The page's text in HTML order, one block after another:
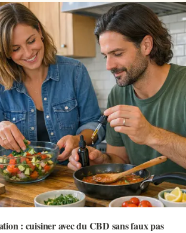
: cuisiner avec du CBD sans faux pas